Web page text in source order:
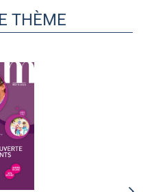
THÈME